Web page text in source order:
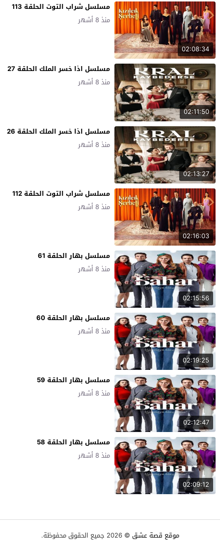
02:08:34
مسلسل شراب التوت الحلقة 113
منذ 8 أشهر
02:11:50
مسلسل اذا خسر الملك الحلقة 27
منذ 8 أشهر
02:13:27
مسلسل اذا خسر الملك الحلقة 26
منذ 8 أشهر
02:16:03
مسلسل شراب التوت الحلقة 112
منذ 8 أشهر
02:15:56
مسلسل بهار الحلقة 61
منذ 8 أشهر
02:19:25
مسلسل بهار الحلقة 60
منذ 8 أشهر
02:12:47
مسلسل بهار الحلقة 59
منذ 8 أشهر
02:09:12
مسلسل بهار الحلقة 58
منذ 8 أشهر
موقع قصة عشق © 2026 جميع الحقوق محفوظة.